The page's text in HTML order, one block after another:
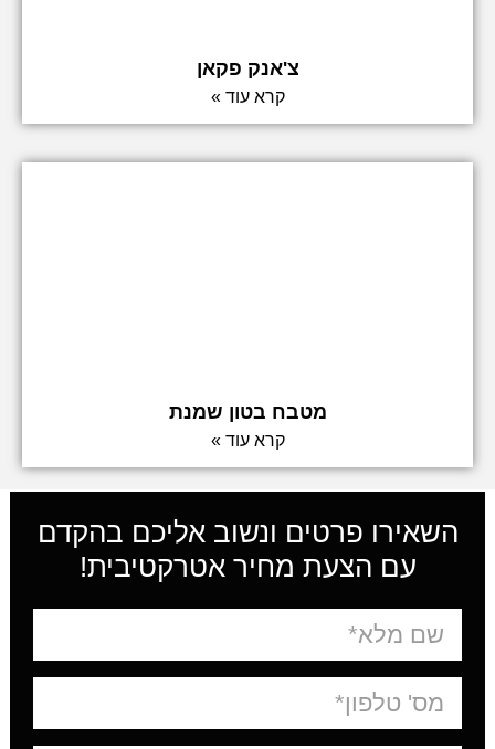
צ'אנק פקאן
קרא עוד »
מטבח בטון שמנת
קרא עוד »
השאירו פרטים ונשוב אליכם בהקדם
עם הצעת מחיר אטרקטיבית!